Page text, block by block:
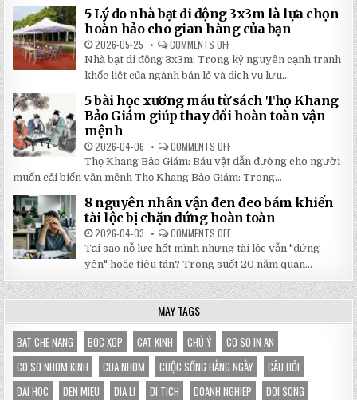
RẺ
TẠI
NHẬT
ĐÔNG
100
TRANG
MỚI
2026:
GIẢM
GIÁ
SỐ
TẬN
GỐC
TẠI
NHẬT
5 Lý do nhà bạt di động 3x3m là lựa chọn
hoàn hảo cho gian hàng của bạn
2026-05-25 COMMENTS OFF
5
LÝ
DO
NHÀ
BẠT
DI
ĐỘNG
3X3M
LỰA
HOÀN
HẢO
CHO
HÀNG
CỦA
BẠN
Nhà bạt di động 3x3m: Trong kỷ nguyên cạnh tranh
khốc liệt của ngành bán lẻ và dịch vụ lưu...
5 bài học xương máu từ sách Thọ Khang
Bảo Giám giúp thay đổi hoàn toàn vận
mệnh
2026-04-06 COMMENTS OFF
5
BÀI
HỌC
XƯƠNG
MÁU
TỪ
SÁCH
THỌ
BẢO
GIÁM
GIÚP
THAY
ĐỔI
HOÀN
TOÀN
Thọ Khang Bảo Giám: Báu vật dẫn đường cho người
muốn cải biến vận mệnh Thọ Khang Bảo Giám: Trong...
8 nguyên nhân vận đen đeo bám khiến
tài lộc bị chặn đứng hoàn toàn
2026-04-03 COMMENTS OFF
NGUYÊN
NHÂN
VẬN
ĐEN
ĐEO
BÁM
LỘC
BỊ
CHẶN
ĐỨNG
HOÀN
TOÀN
Tại sao nỗ lực hết mình nhưng tài lộc vẫn "đứng
yên" hoặc tiêu tán? Trong suốt 20 năm quan...
MAY TAGS
BAT CHE NANG BOC XOP CAT KINH CHÚ Ý
CO SO IN AN
CO SO NHOM KINH
CUA NHOM CUỘC SỐNG HÀNG NGÀY
CÂU HỎI
DAI HOC
DEN MIEU DIA LI DI TICH DOANH NGHIEP
DOI SONG